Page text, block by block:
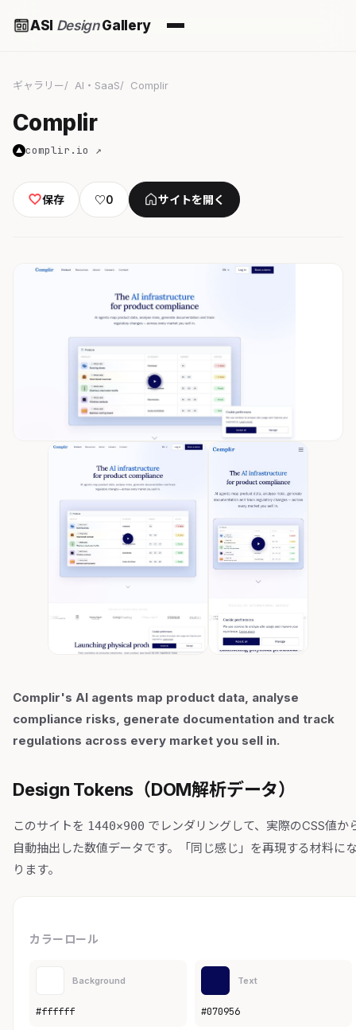
ASI DesignGallery
ギャラリー AI・SaaS Complir
Complir
complir.io ↗
保存 ♡0 サイトを開く
Complir's AI agents map product data, analyse
compliance risks, generate documentation and track
regulations across every market you sell in.
Design Tokens（DOM解析データ）
このサイトを 1440×900 でレンダリングして、実際のCSS値か
自動抽出した数値データです。「同じ感じ」を再現する材料に
ります。
カラーロール
Background
#ffffff
Text
#070956